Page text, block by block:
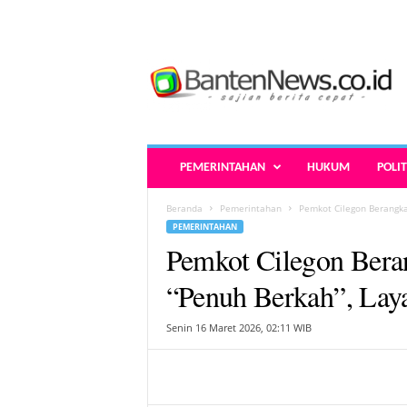
n
-
PEMERINTAHAN HUKUM
Beranda Pemerintahan Pemkot Cilegon
PEMERINTAHAN
Pemkot Cilegon
“Penuh Berkah”,
Senin 16 Maret 2026, 02:11 WIB